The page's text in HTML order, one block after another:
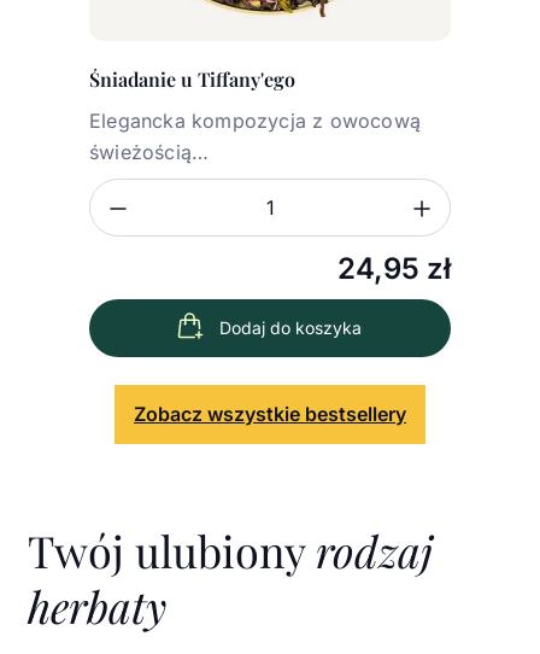
Śniadanie u Tiffany'ego
Elegancka kompozycja z owocową
świeżością…
24,95 zł
Zmniejsz ilość
Dodaj do koszyka
Zobacz wszystkie bestsellery
Twój ulubionyrodzaj
herbaty